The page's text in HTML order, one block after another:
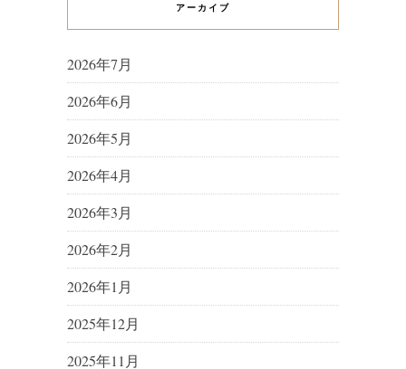
アーカイブ
2026年7月
2026年6月
2026年5月
2026年4月
2026年3月
2026年2月
2026年1月
2025年12月
2025年11月